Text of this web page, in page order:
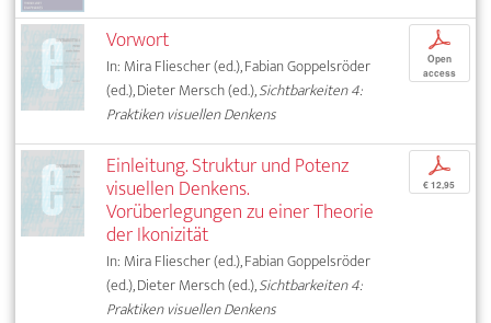
Vorwort
In: Mira Fliescher (ed.), Fabian Goppelsröder
(ed.), Dieter Mersch (ed.),Sichtbarkeiten 4:
Praktiken visuellen Denkens
p
Open
access
Einleitung. Struktur und Potenz
visuellen Denkens.
Vorüberlegungen zu einer Theorie
der Ikonizität
In: Mira Fliescher (ed.), Fabian Goppelsröder
(ed.), Dieter Mersch (ed.),Sichtbarkeiten 4:
Praktiken visuellen Denkens
p
€ 12,95